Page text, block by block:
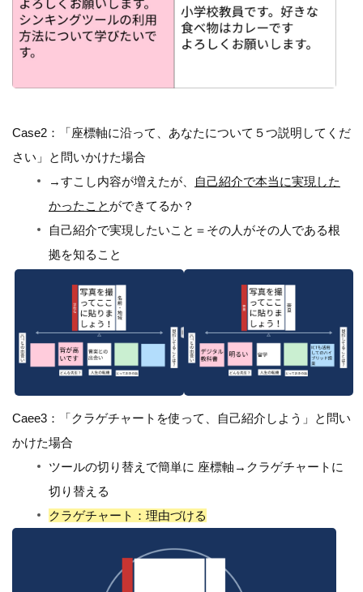
Case2：「座標軸に沿って、あなたについて５つ説明してくだ
さい」と問いかけた場合
→すこし内容が増えたが、
自己紹介で本当に実現した
かったこと ができてるか？
自己紹介で実現したいこと＝その人がその人である根
拠を知ること
Caee3：「クラゲチャートを使って、自己紹介しよう」と問い
かけた場合
ツールの切り替えで簡単に 座標軸→クラゲチャートに
切り替える
クラゲチャート：理由づける